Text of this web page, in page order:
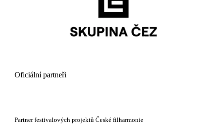
Oficiální partneři
Partner festivalových projektů České filharmonie